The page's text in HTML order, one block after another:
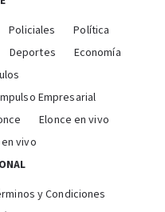
Policiales
Política
Deportes
Economía
Empresarial
Elonce en vivo
vivo
y Condiciones